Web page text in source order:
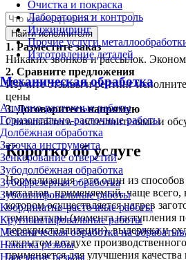
Очистка и покраска
Лаборатория и контроль
Инжиниринг
Прочие услуги
Изготовление деталей
Механическая обработка
Алмазно-расточные работы
Горизонтально-расточные работы
Долбёжная обработка
Заточка инструмента
Зенкерование отверстий
Зубодолбёжная обработка
Зубофрезерная обработка
Зубошлифовальные работы
Координатно-расточные работы
Круглошлифовальные работы
Механическая обработка на
Накатка резьбы
Нарезание резьбы
Найти исполнителя
1. Разместите заказ
Никаких звонков и рассылок.
2. Сравните предложения
Изучите отзывы и рейтинг
цены
3.Договоритесь напрямую
Связывайтесь с исполнителями и
Коротко об услуге
Нормализация - это один из
металлов, применяемый, чаще
котором осуществляется нагрев
температуры (момента наступления
перекристаллизации), выдержка и
открытом воздухе
применяется для улучшения